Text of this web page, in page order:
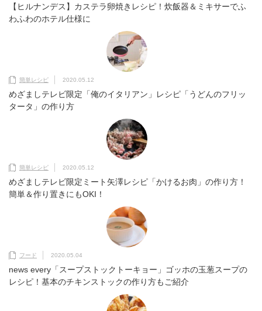
【ヒルナンデス】カステラ卵焼きレシピ！炊飯器＆ミキサーでふ
わふわのホテル仕様に
簡単レシピ 2020.05.12
めざましテレビ限定「俺のイタリアン」レシピ「うどんのフリッ
タータ」の作り方
簡単レシピ 2020.05.12
めざましテレビ限定ミート矢澤レシピ「かけるお肉」の作り方！
簡単＆作り置きにもOKI！
フード 2020.05.04
news every「スープストックトーキョー」ゴッホの玉葱スープの
レシピ！基本のチキンストックの作り方もご紹介